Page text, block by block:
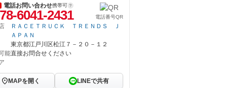
電話お問い合わせ携帯可
6041-2431 電話番号QR
ＲＡＣＥＴＲＵＣＫ ＴＲＥＮＤＳ Ｊ
ＡＰＡＮ
東京都江戸川区松江７－２０－１２
能直接お問合せください
MAPを開く LINEで共有